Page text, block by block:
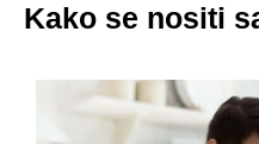
Kako se nositi